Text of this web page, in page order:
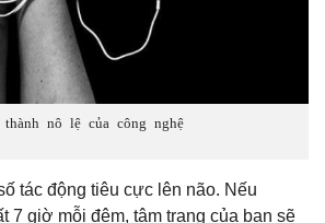
nô lệ của công nghệ
tác động tiêu cực lên não. Nếu
7 giờ mỗi đêm, tâm trạng của bạn sẽ